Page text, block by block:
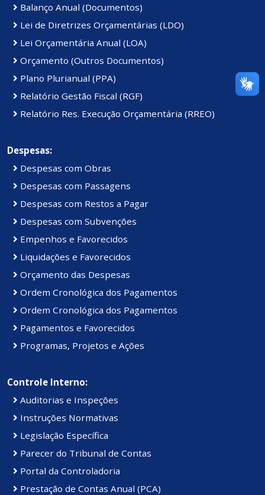
Balanço Anual (Documentos)
Lei de Diretrizes Orçamentárias (LDO)
Lei Orçamentária Anual (LOA)
Orçamento (Outros Documentos)
Plano Plurianual (PPA)
Relatório Gestão Fiscal (RGF)
Relatório Res. Execução Orçamentária (RREO)
Despesas:
Despesas com Obras
Despesas com Passagens
Despesas com Restos a Pagar
Despesas com Subvenções
Empenhos e Favorecidos
Liquidações e Favorecidos
Orçamento das Despesas
Ordem Cronológica dos Pagamentos
Ordem Cronológica dos Pagamentos
Pagamentos e Favorecidos
Programas, Projetos e Ações
Controle Interno:
Auditorias e Inspeções
Instruções Normativas
Legislação Específica
Parecer do Tribunal de Contas
Portal da Controladoria
Prestação de Contas Anual (PCA)